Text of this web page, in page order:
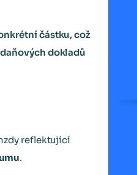
částku, což
dokladů
reflektující
.